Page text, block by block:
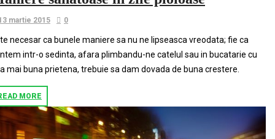
martie 2015 0
necesar ca bunele maniere sa nu ne lipseasca vreodata; fie ca
intr-o sedinta, afara plimbandu-ne catelul sau in bucatarie cu
mai buna prietena, trebuie sa dam dovada de buna crestere.
MORE